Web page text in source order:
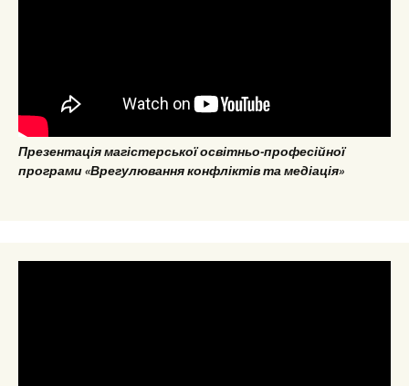
Презентація магістерської освітньо-професійної
програми «Врегулювання конфліктів та медіація»